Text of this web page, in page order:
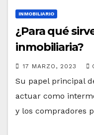
INMOBILIARIO
¿Para qué
inmobiliaria?
17 MARZO, 2023
Su papel principal
actuar como
y los compradores